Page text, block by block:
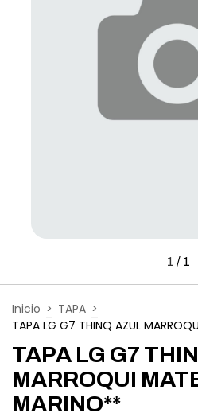
1 / 1
Inicio > TAPA >
TAPA LG G7 THINQ AZUL
TAPA LG G7
MARROQUI
MARINO**